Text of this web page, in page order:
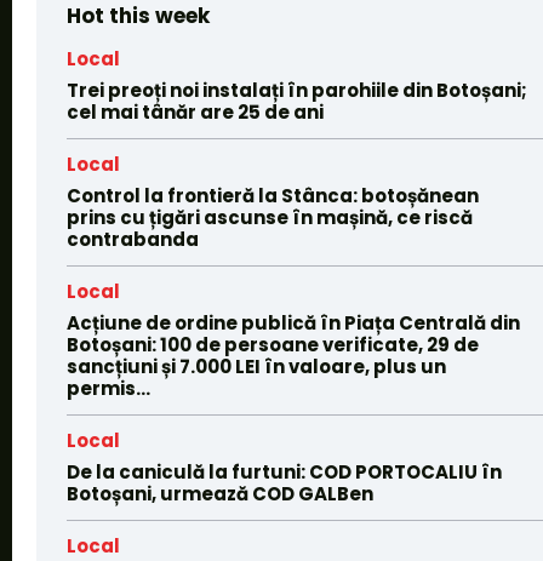
Hot this week
Local
Trei preoți noi instalați în parohiile din Botoșani;
cel mai tânăr are 25 de ani
Local
Control la frontieră la Stânca: botoșănean
prins cu țigări ascunse în mașină, ce riscă
contrabanda
Local
Acțiune de ordine publică în Piața Centrală din
Botoșani: 100 de persoane verificate, 29 de
sancțiuni și 7.000 LEI în valoare, plus un
permis...
Local
De la caniculă la furtuni: COD PORTOCALIU în
Botoșani, urmează COD GALBen
Local